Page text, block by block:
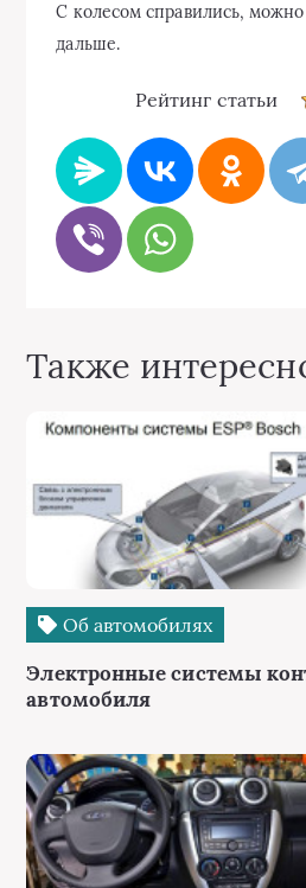
С колесом справились,
дальше.
Рейтинг статьи
Также
Об автомобилях
Электронные системы
автомобиля